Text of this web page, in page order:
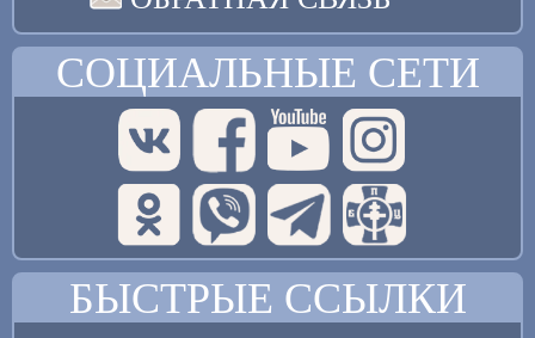
СОЦИАЛЬНЫЕ СЕТИ
БЫСТРЫЕ ССЫЛКИ